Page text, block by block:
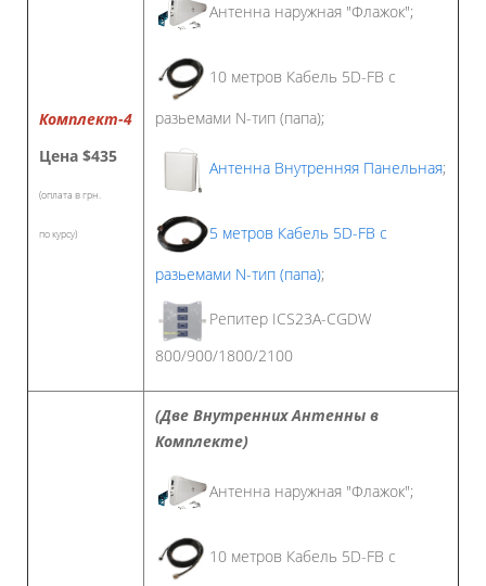
Комплект-4
Цена $435
(оплата в грн.
по курсу)
Антенна наружная "Флажок";
10 метров Кабель 5D-FB с
разьемами N-тип (папа);
Антенна Внутренняя Панельная;
5 метров Кабель 5D-FB с
разьемами N-тип (папа);
Репитер ICS23A-CGDW
800/900/1800/2100
(Две Внутренних Антенны в
Комплекте)
Антенна наружная "Флажок";
10 метров Кабель 5D-FB с